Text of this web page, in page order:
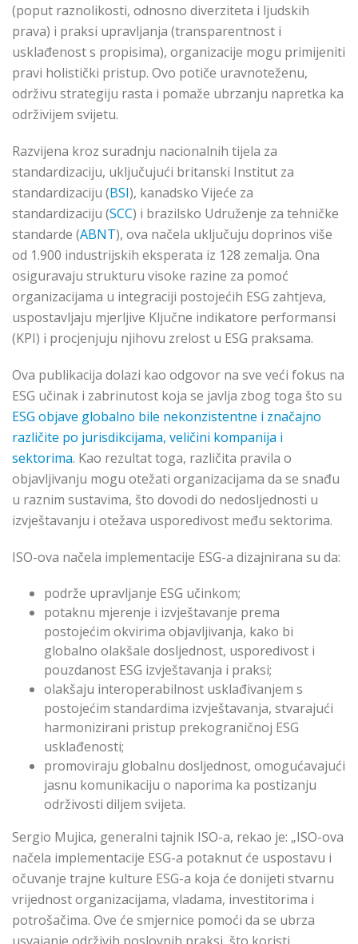
(poput raznolikosti, odnosno diverziteta i ljudskih
prava) i praksi upravljanja (transparentnost i
usklađenost s propisima), organizacije mogu primijeniti
pravi holistički pristup. Ovo potiče uravnoteženu,
održivu strategiju rasta i pomaže ubrzanju napretka ka
održivijem svijetu.
Razvijena kroz suradnju nacionalnih tijela za
standardizaciju, uključujući britanski Institut za
standardizaciju (BSI), kanadsko Vijeće za
standardizaciju (SCC) i brazilsko Udruženje za tehničke
standarde (ABNT), ova načela uključuju doprinos više
od 1.900 industrijskih eksperata iz 128 zemalja. Ona
osiguravaju strukturu visoke razine za pomoć
organizacijama u integraciji postojećih ESG zahtjeva,
uspostavljaju mjerljive Ključne indikatore performansi
(KPI) i procjenjuju njihovu zrelost u ESG praksama.
Ova publikacija dolazi kao odgovor na sve veći fokus na
ESG učinak i zabrinutost koja se javlja zbog toga što su
ESG objave globalno bile nekonzistentne i značajno
različite po jurisdikcijama, veličini kompanija i
sektorima. Kao rezultat toga, različita pravila o
objavljivanju mogu otežati organizacijama da se snađu
u raznim sustavima, što dovodi do nedosljednosti u
izvještavanju i otežava usporedivost među sektorima.
ISO-ova načela implementacije ESG-a dizajnirana su da:
podrže upravljanje ESG učinkom;
potaknu mjerenje i izvještavanje prema
postojećim okvirima objavljivanja, kako bi
globalno olakšale dosljednost, usporedivost i
pouzdanost ESG izvještavanja i praksi;
olakšaju interoperabilnost usklađivanjem s
postojećim standardima izvještavanja, stvarajući
harmonizirani pristup prekograničnoj ESG
usklađenosti;
promoviraju globalnu dosljednost, omogućavajući
jasnu komunikaciju o naporima ka postizanju
održivosti diljem svijeta.
Sergio Mujica, generalni tajnik ISO-a, rekao je: „ISO-ova
načela implementacije ESG-a potaknut će uspostavu i
očuvanje trajne kulture ESG-a koja će donijeti stvarnu
vrijednost organizacijama, vladama, investitorima i
potrošačima. Ove će smjernice pomoći da se ubrza